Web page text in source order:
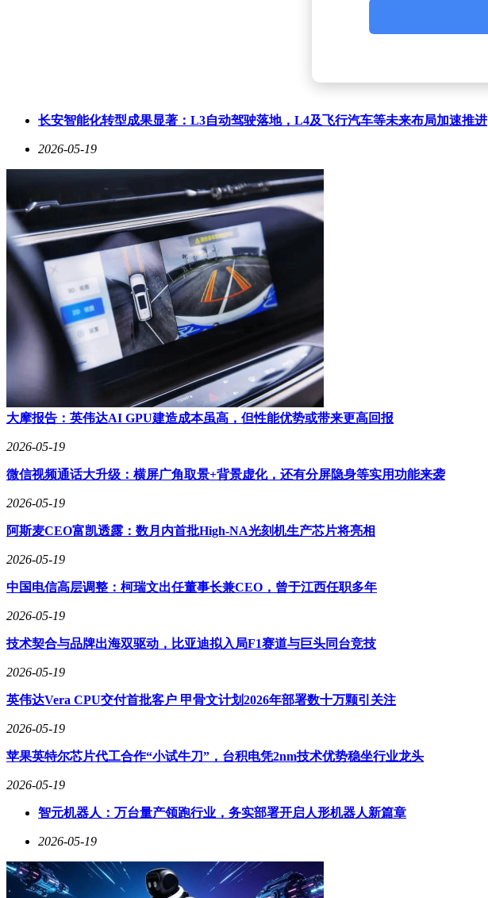
长安智能化转型成果显著：L3自动驾驶落地，L4及飞行汽车等未来布局加速推进
2026-05-19
大摩报告：英伟达AI GPU建造成本虽高，但性能优势或带来更高回报
2026-05-19
微信视频通话大升级：横屏广角取景+背景虚化，还有分屏隐身等实用功能来袭
2026-05-19
阿斯麦CEO富凯透露：数月内首批High-NA光刻机生产芯片将亮相
2026-05-19
中国电信高层调整：柯瑞文出任董事长兼CEO，曾于江西任职多年
2026-05-19
技术契合与品牌出海双驱动，比亚迪拟入局F1赛道与巨头同台竞技
2026-05-19
英伟达Vera CPU交付首批客户 甲骨文计划2026年部署数十万颗引关注
2026-05-19
苹果英特尔芯片代工合作“小试牛刀”，台积电凭2nm技术优势稳坐行业龙头
2026-05-19
智元机器人：万台量产领跑行业，务实部署开启人形机器人新篇章
2026-05-19